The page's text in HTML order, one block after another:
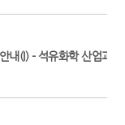
내(I) - 석유화학 산업과